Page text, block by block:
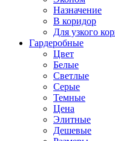
Назначение
В коридор
Для узкого
Гардеробные
Цвет
Белые
Светлые
Серые
Темные
Цена
Элитные
Дешевые